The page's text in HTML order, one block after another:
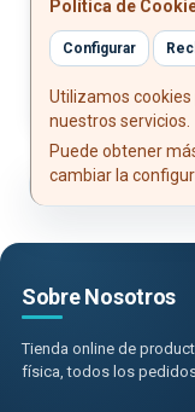
Peso: 327.5 g
Política de
Configurar
Utilizamos
nuestros servicios.
Puede obtener
cambiar la
Sobre Nosotros
Tienda online de
física, todos los